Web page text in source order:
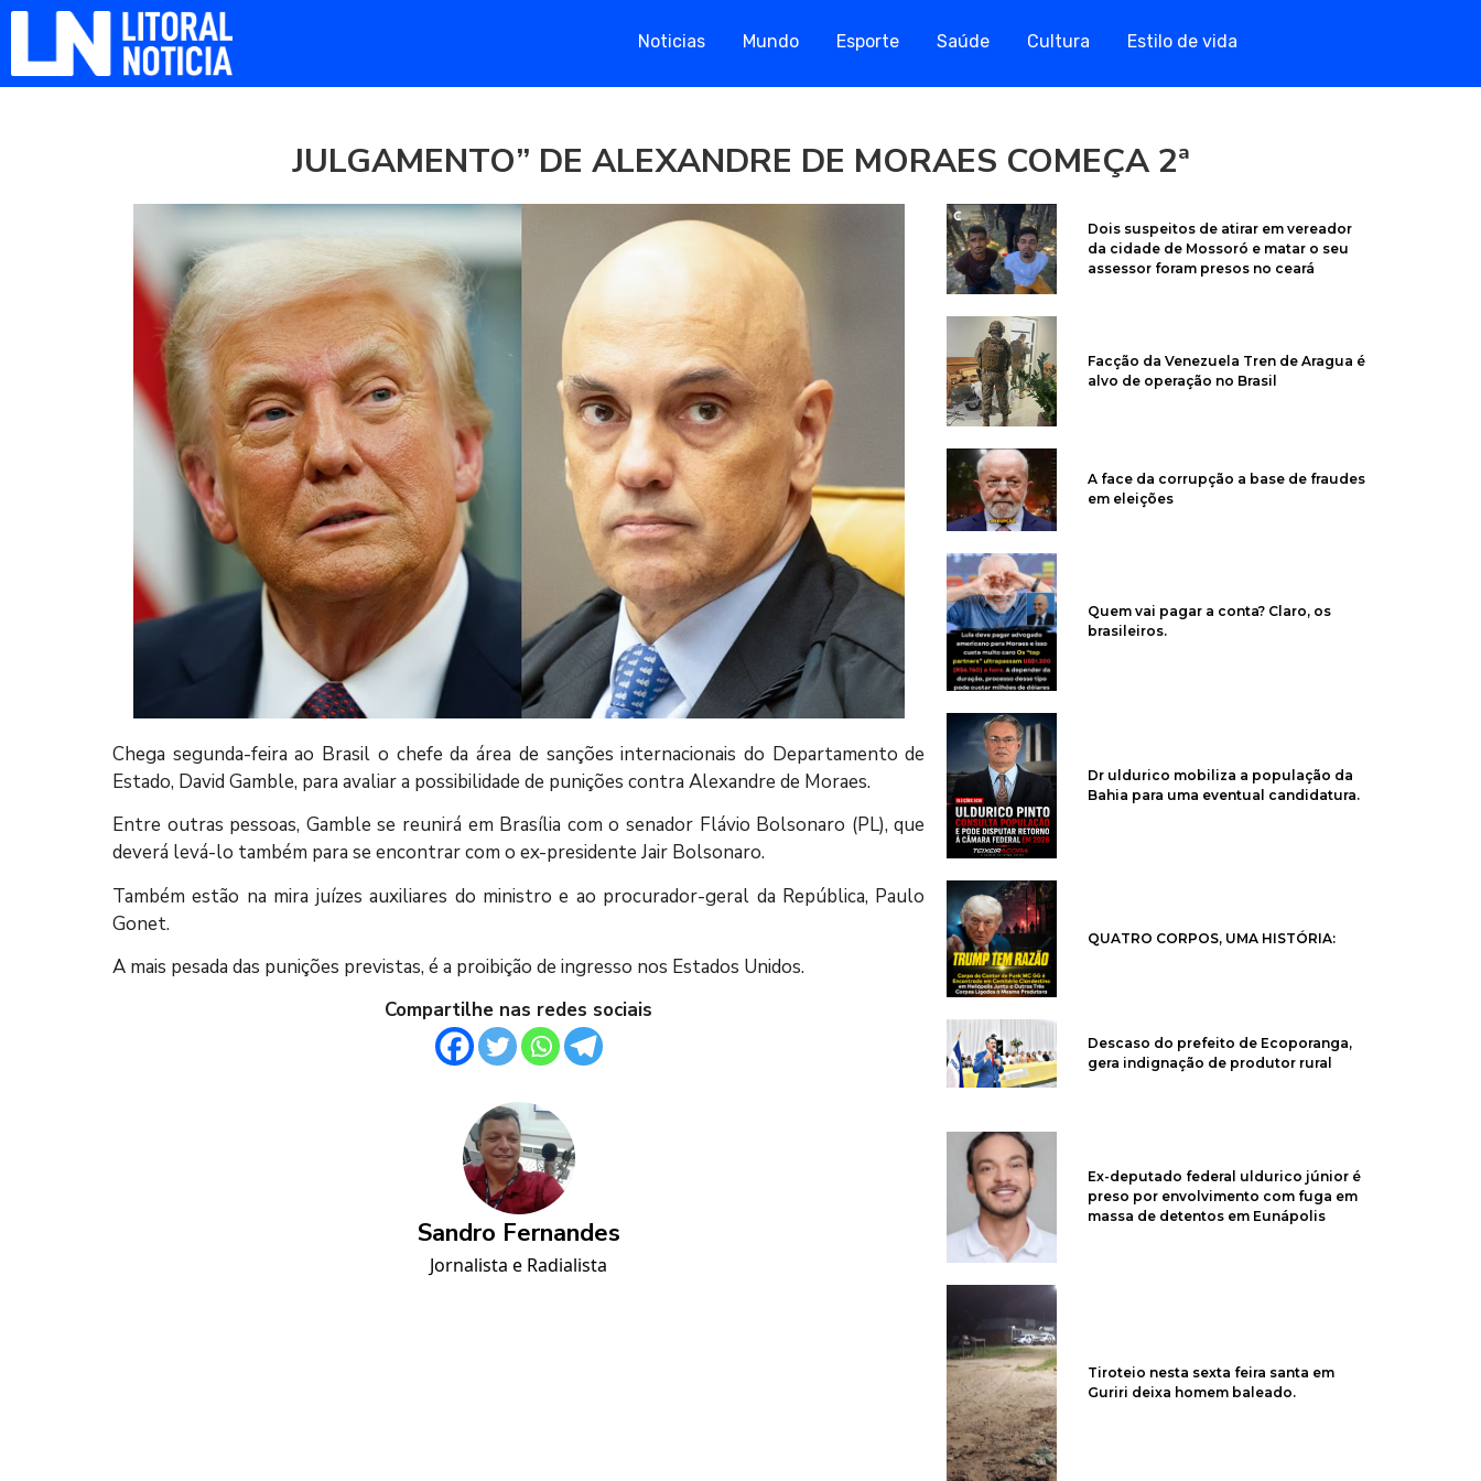
Noticias Mundo Esporte Saúde Cultura Estilo de vida
JULGAMENTO” DE ALEXANDRE DE MORAES COMEÇA 2ª
Chega segunda-feira ao Brasil o chefe da área de sanções internacionais do Departamento de
Estado, David Gamble, para avaliar a possibilidade de punições contra Alexandre de Moraes.
Entre outras pessoas, Gamble se reunirá em Brasília com o senador Flávio Bolsonaro (PL), que
deverá levá-lo também para se encontrar com o ex-presidente Jair Bolsonaro.
Também estão na mira juízes auxiliares do ministro e ao procurador-geral da República, Paulo
Gonet.
A mais pesada das punições previstas, é a proibição de ingresso nos Estados Unidos.
Compartilhe nas redes sociais
Sandro Fernandes
Jornalista e Radialista
Dois suspeitos de atirar em vereador
da cidade de Mossoró e matar o seu
assessor foram presos no ceará
Facção da Venezuela Tren de Aragua é
alvo de operação no Brasil
A face da corrupção a base de fraudes
em eleições
Quem vai pagar a conta? Claro, os
brasileiros.
Dr uldurico mobiliza a população da
Bahia para uma eventual candidatura.
QUATRO CORPOS, UMA HISTÓRIA:
Descaso do prefeito de Ecoporanga,
gera indignação de produtor rural
Ex-deputado federal uldurico júnior é
preso por envolvimento com fuga em
massa de detentos em Eunápolis
Tiroteio nesta sexta feira santa em
Guriri deixa homem baleado.